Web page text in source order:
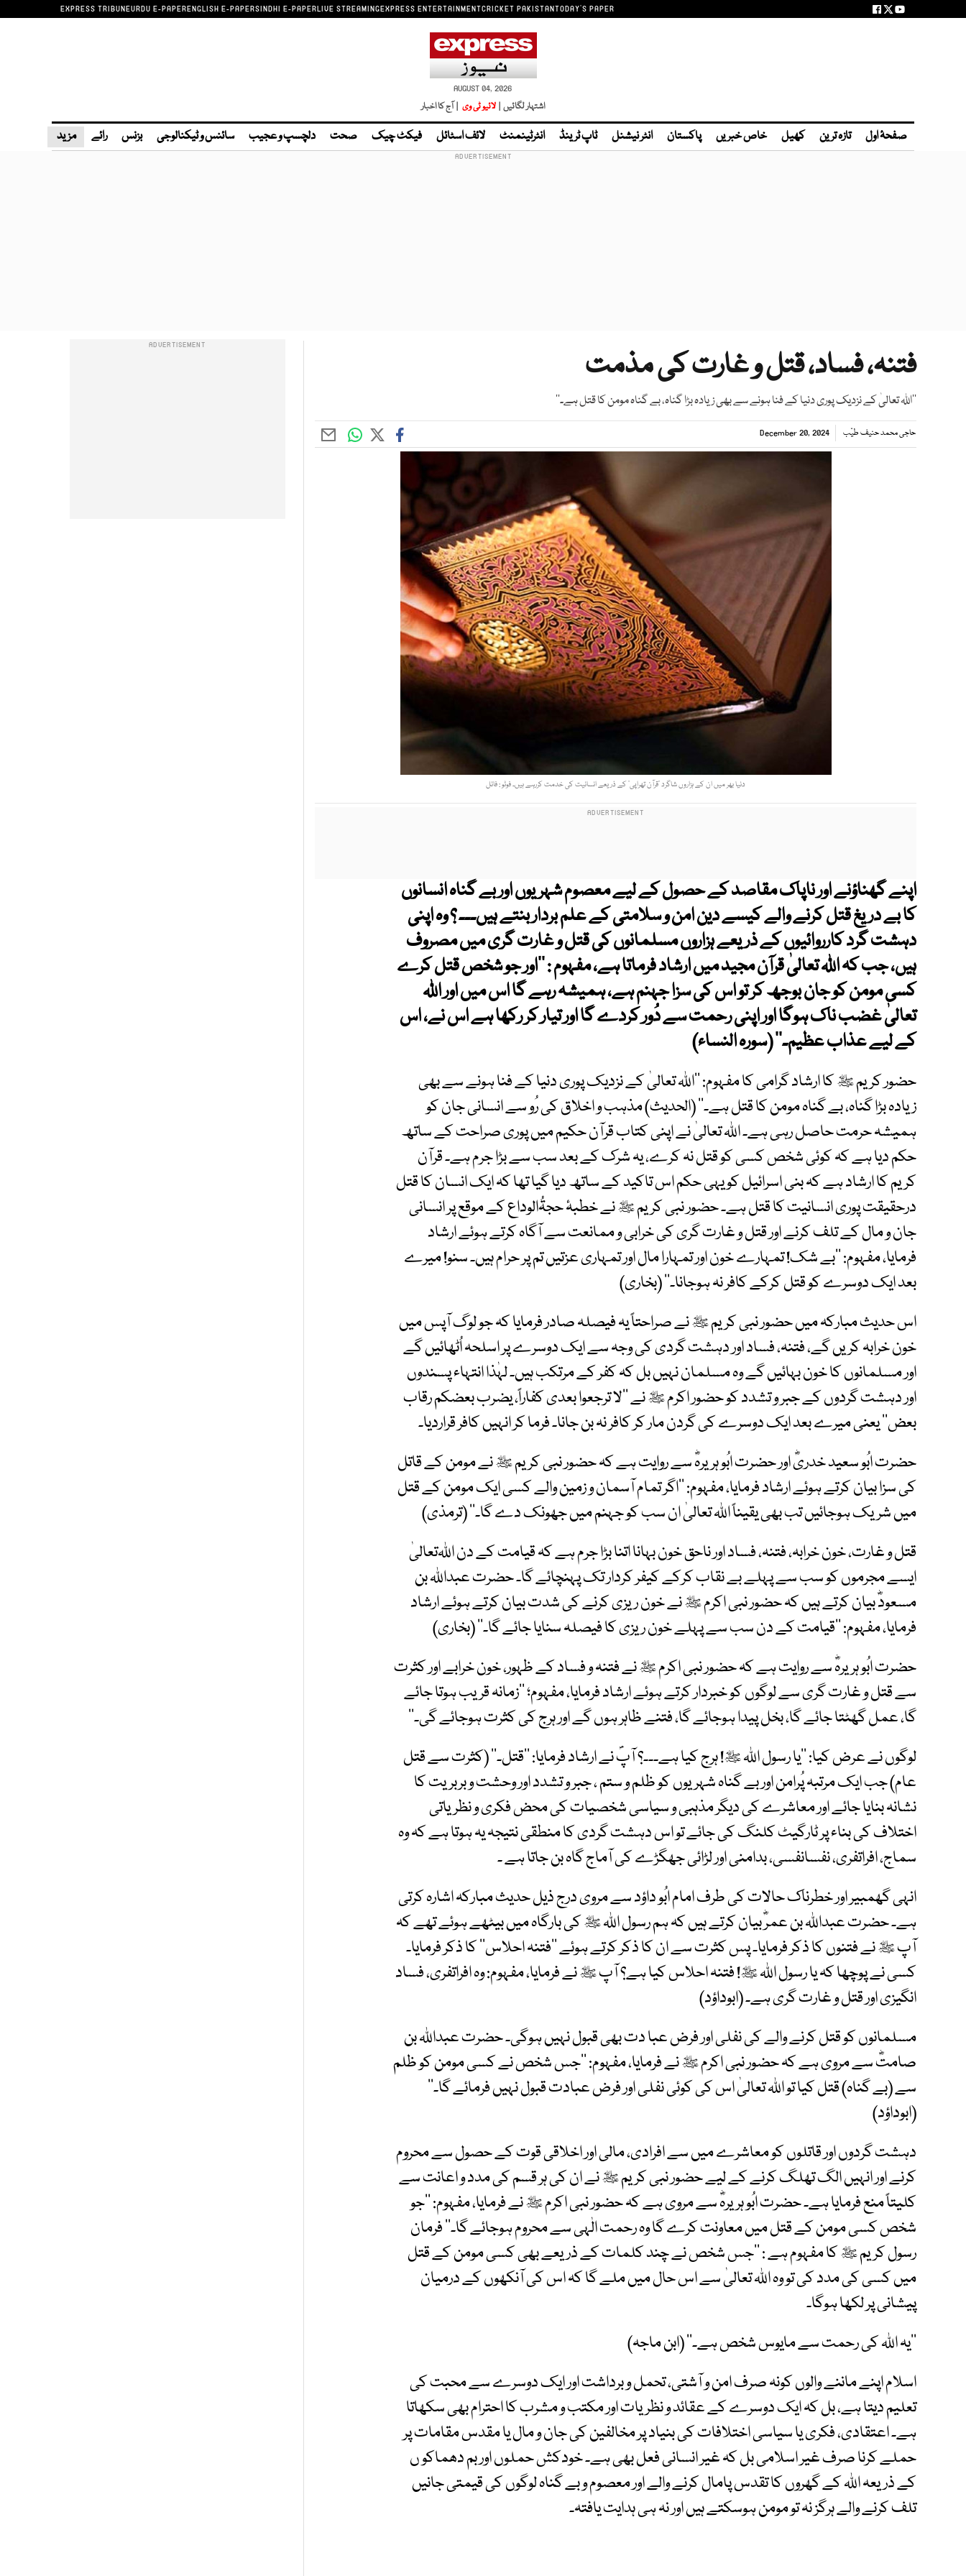
EXPRESS TRIBUNEURDU E-PAPERENGLISH E-PAPERSINDHI E-PAPERLIVE STREAMINGEXPRESS ENTERTAINMENTCRICKET PAKISTANTODAY'S PAPER
AUGUST 04, 2026
اشتہار لگائیں | لائیو ٹی وی | آج کا اخبار
صفحۂ اول تازہ ترین کھیل خاص خبریں پاکستان انٹر نیشنل ٹاپ ٹرینڈ انٹرٹینمنٹ لائف اسٹائل فیکٹ چیک صحت دلچسپ و عجیب سائنس و ٹیکنالوجی بزنس رائے مزید
فتنہ، فساد، قتل و غارت کی مذمت
’’اﷲ تعالیٰ کے نزدیک پوری دنیا کے فنا ہونے سے بھی زیادہ بڑا گناہ، بے گناہ مومن کا قتل ہے۔‘‘
حاجی محمد حنیف طیّب December 20, 2024
دنیا بھر میں ان کے ہزاروں شاگرد ’قرآن تھراپی‘ کے ذریعے انسانیت کی خدمت کررہے ہیں۔ فوٹو : فائل
اپنے گھناؤنے اور ناپاک مقاصد کے حصول کے لیے معصوم شہریوں اور بے گناہ انسانوں
کا بے دریغ قتل کرنے والے کیسے دین امن و سلامتی کے علم بردار بنتے ہیں۔۔۔ ؟ وہ اپنی
دہشت گرد کارروائیوں کے ذریعے ہزاروں مسلمانوں کی قتل و غارت گری میں مصروف
ہیں، جب کہ اﷲ تعالیٰ قرآن مجید میں ارشاد فرماتا ہے، مفہوم : ’’اور جو شخص قتل کرے
کسی مومن کو جان بوجھ کر تو اس کی سزا جہنم ہے، ہمیشہ رہے گا اس میں اور اﷲ
تعالیٰ غضب ناک ہوگا اور اپنی رحمت سے دُور کردے گا اور تیار کر رکھا ہے اس نے، اس
کے لیے عذاب عظیم۔‘‘ (سورہ النساء)
حضور کریم ﷺ کا ارشاد گرامی کا مفہوم: ’’اﷲ تعالیٰ کے نزدیک پوری دنیا کے فنا ہونے سے بھی
زیادہ بڑا گناہ، بے گناہ مومن کا قتل ہے۔‘‘ (الحدیث) مذہب و اخلاق کی رُو سے انسانی جان کو
ہمیشہ حرمت حاصل رہی ہے۔ اﷲ تعالیٰ نے اپنی کتاب قرآن حکیم میں پوری صراحت کے ساتھ
حکم دیا ہے کہ کوئی شخص کسی کو قتل نہ کرے، یہ شرک کے بعد سب سے بڑا جرم ہے۔ قرآن
کریم کا ارشاد ہے کہ بنی اسرائیل کو یہی حکم اس تاکید کے ساتھ دیا گیا تھا کہ ایک انسان کا قتل
درحقیقت پوری انسانیت کا قتل ہے۔ حضور نبی کریم ﷺ نے خطبۂ حجۃُالوداع کے موقع پر انسانی
جان و مال کے تلف کرنے اور قتل و غارت گری کی خرابی و ممانعت سے آگاہ کرتے ہوئے ارشاد
فرمایا، مفہوم: ’’بے شک! تمہارے خون اور تمہارا مال اور تمہاری عزتیں تم پر حرام ہیں۔ سنو! میرے
بعد ایک دوسرے کو قتل کرکے کافر نہ ہوجانا۔‘‘ (بخاری)
اس حدیث مبارکہ میں حضور نبی کریم ﷺ نے صراحتاً یہ فیصلہ صادر فرمایا کہ جو لوگ آپس میں
خون خرابہ کریں گے، فتنہ، فساد اور دہشت گردی کی وجہ سے ایک دوسرے پر اسلحہ اُٹھائیں گے
اور مسلمانوں کا خون بہائیں گے وہ مسلمان نہیں بل کہ کفر کے مرتکب ہیں۔ لہٰذا انتہاء پسندوں
اور دہشت گردوں کے جبر و تشدد کو حضور اکرم ﷺ نے ’’لا ترجعوا بعدی کفاراً، یضرب بعضکم رقاب
بعض‘‘ یعنی میرے بعد ایک دوسرے کی گردن مار کر کافر نہ بن جانا۔ فرما کر انہیں کافر قراردیا۔
حضرت ابُو سعید خدریؓ اور حضرت ابُو ہریرہؓ سے روایت ہے کہ حضور نبی کریم ﷺ نے مومن کے قاتل
کی سزا بیان کرتے ہوئے ارشاد فرمایا، مفہوم: ’’اگر تمام آسمان و زمین والے کسی ایک مومن کے قتل
میں شریک ہوجائیں تب بھی یقیناً اﷲ تعالیٰ ان سب کو جہنم میں جھونک دے گا۔‘‘ (ترمذی)
قتل و غارت، خون خرابہ، فتنہ، فساد اور ناحق خون بہانا اتنا بڑا جرم ہے کہ قیامت کے دن اﷲتعالیٰ
ایسے مجرموں کو سب سے پہلے بے نقاب کرکے کیفر کردار تک پہنچائے گا۔ حضرت عبداﷲ بن
مسعودؓ بیان کرتے ہیں کہ حضور نبی اکرم ﷺ نے خون ریزی کرنے کی شدت بیان کرتے ہوئے ارشاد
فرمایا، مفہوم: ’’قیامت کے دن سب سے پہلے خون ریزی کا فیصلہ سنایا جائے گا۔‘‘ (بخاری)
حضرت ابُو ہریرہؓ سے روایت ہے کہ حضور نبی اکرم ﷺ نے فتنہ و فساد کے ظہور، خون خرابے اور کثرت
سے قتل و غارت گری سے لوگوں کو خبردار کرتے ہوئے ارشاد فرمایا، مفہوم؛ ’’زمانہ قریب ہوتا جائے
گا، عمل گھٹتا جائے گا، بخل پیدا ہوجائے گا، فتنے ظاہر ہوں گے اور ہرج کی کثرت ہوجائے گی۔‘‘
لوگوں نے عرض کیا: ’’یا رسول اﷲ ﷺ! ہرج کیا ہے۔۔۔؟ آپؐ نے ارشاد فرمایا: ’’قتل۔‘‘ (کثرت سے قتل
عام) جب ایک مرتبہ پُرامن اور بے گناہ شہریوں کو ظلم و ستم ، جبر و تشدد اور وحشت و بربریت کا
نشانہ بنایا جائے اور معاشرے کی دیگر مذہبی و سیاسی شخصیات کی محض فکری و نظریاتی
اختلاف کی بناء پر ٹارگیٹ کلنگ کی جائے تو اس دہشت گردی کا منطقی نتیجہ یہ ہوتا ہے کہ وہ
سماج، افراتفری، نفسانفسی، بدامنی اور لڑائی جھگڑے کی آماج گاہ بن جاتا ہے ۔
انہی گھمبیر اور خطرناک حالات کی طرف امام ابُو داؤد سے مروی درج ذیل حدیث مبارکہ اشارہ کرتی
ہے۔ حضرت عبداﷲ بن عمرؓ بیان کرتے ہیں کہ ہم رسول اﷲ ﷺ کی بارگاہ میں بیٹھے ہوئے تھے کہ
آپ ﷺ نے فتنوں کا ذکر فرمایا۔ پس کثرت سے ان کا ذکر کرتے ہوئے ’’فتنہ احلاس‘‘ کا ذکر فرمایا۔
کسی نے پوچھا کہ یا رسول اﷲ ﷺ! فتنہ احلاس کیا ہے؟ آپ ﷺ نے فرمایا، مفہوم: وہ افراتفری، فساد
انگیزی اور قتل و غارت گری ہے۔ (ابوداؤد)
مسلمانوں کو قتل کرنے والے کی نفلی اور فرض عبا دت بھی قبول نہیں ہوگی۔ حضرت عبداﷲ بن
صامتؓ سے مروی ہے کہ حضور نبی اکرم ﷺ نے فرمایا، مفہوم: ’’جس شخص نے کسی مومن کو ظلم
سے (بے گناہ) قتل کیا تو اﷲ تعالیٰ اس کی کوئی نفلی اور فرض عبادت قبول نہیں فرمائے گا۔‘‘
(ابوداؤد)
دہشت گردوں اور قاتلوں کو معاشرے میں سے افرادی، مالی اور اخلاقی قوت کے حصول سے محروم
کرنے اور انہیں الگ تھلگ کرنے کے لیے حضور نبی کریم ﷺ نے ان کی ہر قسم کی مدد و اعانت سے
کلیتاً منع فرمایا ہے۔ حضرت ابُو ہریرہؓ سے مروی ہے کہ حضور نبی اکرم ﷺ نے فرمایا، مفہوم: ’’جو
شخص کسی مومن کے قتل میں معاونت کرے گا وہ رحمت الٰہی سے محروم ہوجائے گا۔‘‘ فرمان
رسول کریم ﷺ کا مفہوم ہے : ’’جس شخص نے چند کلمات کے ذریعے بھی کسی مومن کے قتل
میں کسی کی مدد کی تو وہ اﷲ تعالیٰ سے اس حال میں ملے گا کہ اس کی آنکھوں کے درمیان
پیشانی پر لکھا ہوگا۔
’’یہ اﷲ کی رحمت سے مایوس شخص ہے۔‘‘ (ابن ماجہ)
اسلام اپنے ماننے والوں کونہ صرف امن و آشتی، تحمل و برداشت اور ایک دوسرے سے محبت کی
تعلیم دیتا ہے، بل کہ ایک دوسرے کے عقائد و نظریات اور مکتب و مشرب کا احترام بھی سکھاتا
ہے۔ اعتقادی، فکری یا سیاسی اختلافات کی بنیاد پر مخالفین کی جان و مال یا مقدس مقامات پر
حملے کرنا صرف غیر اسلامی بل کہ غیر انسانی فعل بھی ہے۔ خودکش حملوں اور بم دھماکو ں
کے ذریعہ اﷲ کے گھروں کا تقدس پامال کرنے والے اور معصوم و بے گناہ لوگوں کی قیمتی جانیں
تلف کرنے والے ہرگز نہ تو مومن ہوسکتے ہیں اور نہ ہی ہدایت یافتہ۔